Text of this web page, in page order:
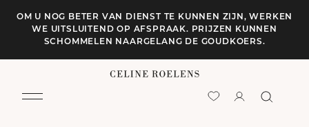
OM U NOG BETER VAN DIENST TE KUNNEN ZIJN, WERKEN
WE UITSLUITEND OP AFSPRAAK. PRIJZEN KUNNEN
SCHOMMELEN NAARGELANG DE GOUDKOERS.